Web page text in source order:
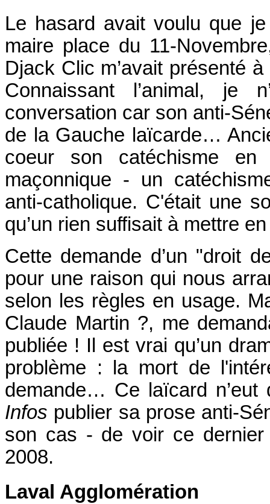
Le hasard avait voulu que
maire place du 11-
Djack Clic m’avait présenté
Connaissant l’animal, je
conversation car son anti-
de la Gauche laïcarde…
coeur son catéchisme
maçonnique - un
anti-catholique. C'était une
qu’un rien suffisait à mettre
Cette demande d’un "droit
pour une raison qui nous
selon les règles en usage.
Claude Martin ?, me
publiée ! Il est vrai qu’un
problème : la mort de
demande… Ce laïcard
Infos publier sa prose anti-
son cas - de voir ce
2008.
Laval Agglomération